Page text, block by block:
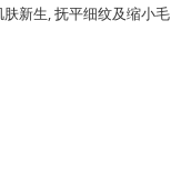
新生, 抚平细纹及缩小毛